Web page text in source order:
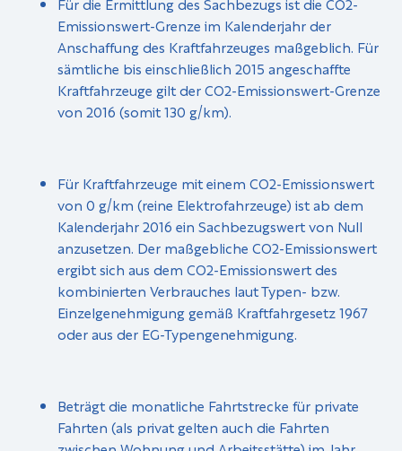
Emissionswert-Grenze im Kalenderjahr der
Anschaffung des Kraftfahrzeuges maßgeblich. Für
sämtliche bis einschließlich 2015 angeschaffte
Kraftfahrzeuge gilt der CO2-Emissionswert-Grenze
von 2016 (somit 130 g/km).
Für Kraftfahrzeuge mit einem CO2-Emissionswert
von 0 g/km (reine Elektrofahrzeuge) ist ab dem
Kalenderjahr 2016 ein Sachbezugswert von Null
anzusetzen. Der maßgebliche CO2-Emissionswert
ergibt sich aus dem CO2-Emissionswert des
kombinierten Verbrauches laut Typen- bzw.
Einzelgenehmigung gemäß Kraftfahrgesetz 1967
oder aus der EG-Typengenehmigung.
Beträgt die monatliche Fahrtstrecke für private
Fahrten (als privat gelten auch die Fahrten